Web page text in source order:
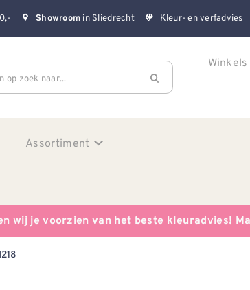
Showroom in Sliedrecht Kleur- en verfadvies
op zoek naar...
Winkels
Assortiment
wij je voorzien van het beste kleuradvies!